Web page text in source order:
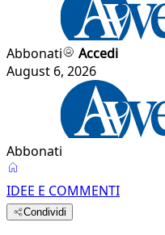
Abbonati
Accedi
August 6, 2026
Abbonati
IDEE E COMMENTI
Condividi